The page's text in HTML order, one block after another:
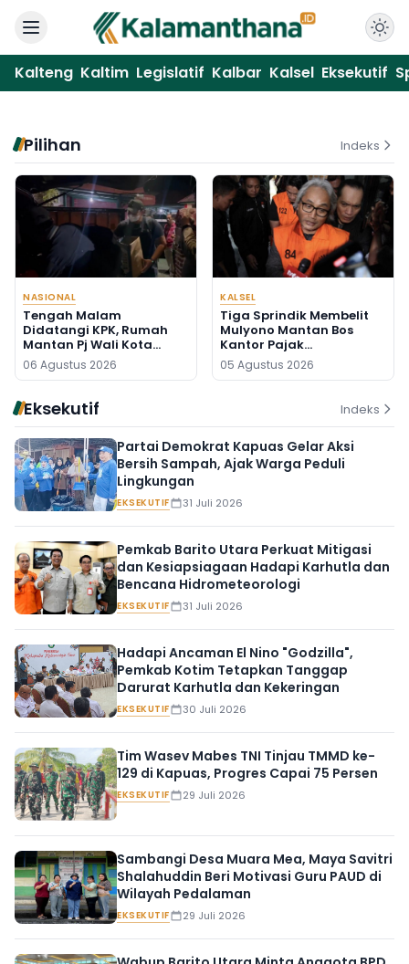
Kalteng Kaltim Legislatif Kalbar Kalsel Eksekutif
Pilihan Indeks
NASIONAL
Tengah Malam
Didatangi KPK, Rumah
Mantan Pj Wali Kota
Digeledah, Empat Koper
Dibawa
06 Agustus 2026
KALSEL
Tiga Sprindik Membelit
Mulyono Mantan Bos
Kantor Pajak
Banjarmasin
05 Agustus 2026
Eksekutif Indeks
Partai Demokrat Kapuas Gelar Aksi
Bersih Sampah, Ajak Warga Peduli
Lingkungan
EKSEKUTIF 31 Juli 2026
Pemkab Barito Utara Perkuat Mitigasi
dan Kesiapsiagaan Hadapi Karhutla dan
Bencana Hidrometeorologi
EKSEKUTIF 31 Juli 2026
Hadapi Ancaman El Nino "Godzilla",
Pemkab Kotim Tetapkan Tanggap
Darurat Karhutla dan Kekeringan
EKSEKUTIF 30 Juli 2026
Tim Wasev Mabes TNI Tinjau TMMD ke-
129 di Kapuas, Progres Capai 75 Persen
EKSEKUTIF 29 Juli 2026
Sambangi Desa Muara Mea, Maya Savitri
Shalahuddin Beri Motivasi Guru PAUD di
Wilayah Pedalaman
EKSEKUTIF 29 Juli 2026